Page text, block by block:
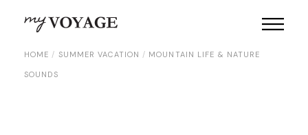
HOME SUMMER VACATION MOUNTAIN LIFE & NATURE
SOUNDS